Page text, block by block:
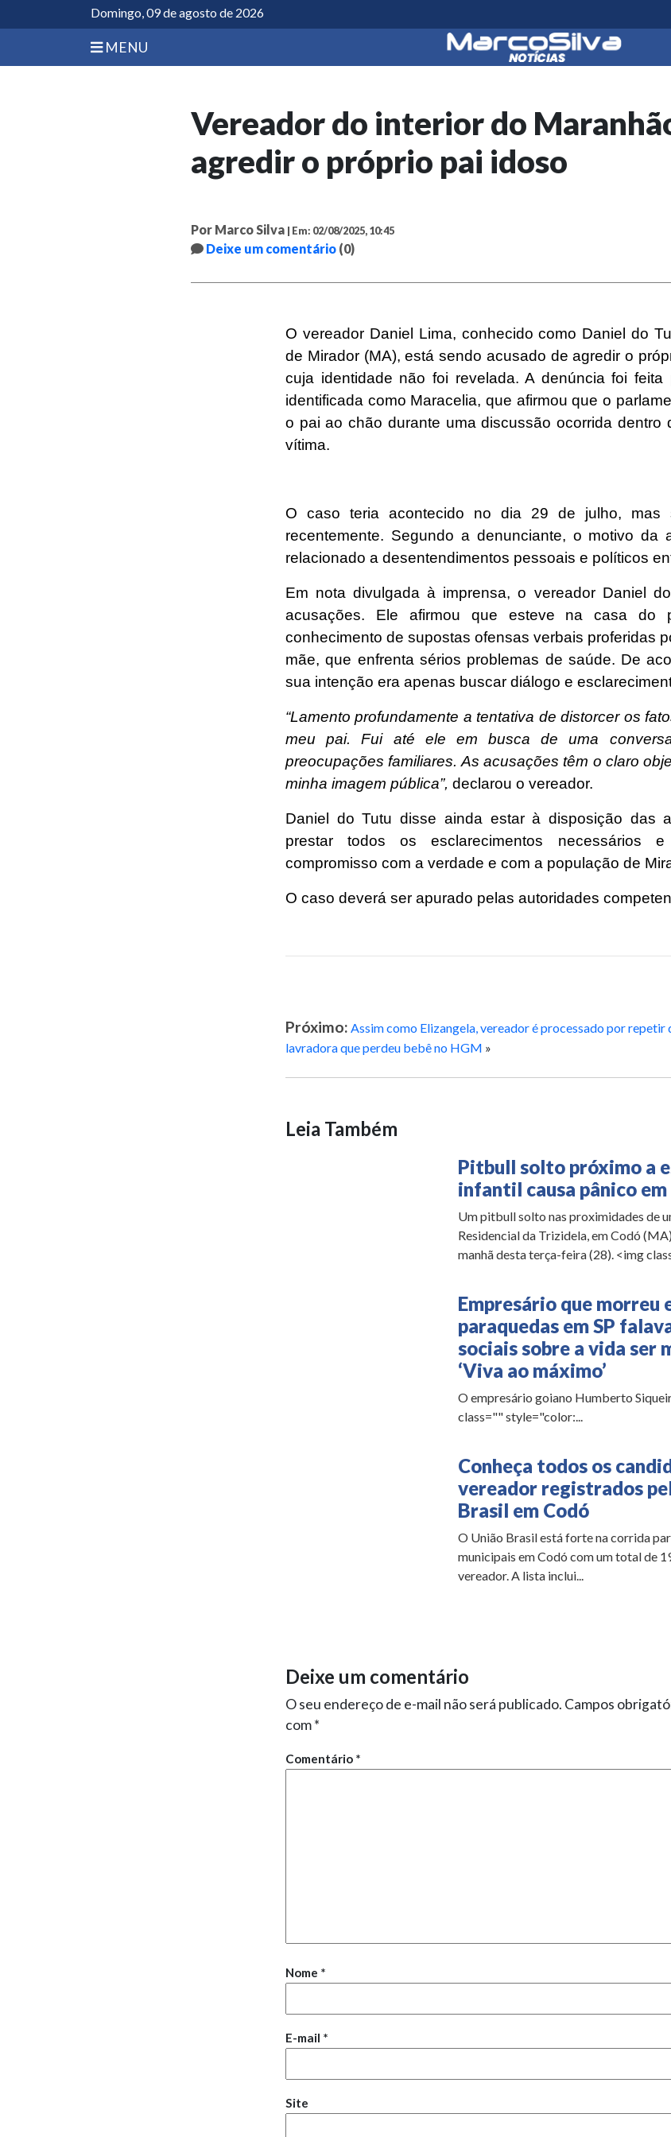
Domingo, 09 de agosto de 2026
MENU
Vereador do interior do
agredir o próprio pai idoso
Por Marco Silva | Em: 02/08/2025, 10:45
Deixe um comentário (0)
O vereador Daniel Lima, conhecido como Daniel do
de Mirador (MA), está sendo acusado de agredir o
cuja identidade não foi revelada. A denúncia foi feita
identificada como Maracelia, que afirmou que o
o pai ao chão durante uma discussão ocorrida dentro
vítima.
O caso teria acontecido no dia 29 de julho, mas
recentemente. Segundo a denunciante, o motivo da
relacionado a desentendimentos pessoais e políticos
Em nota divulgada à imprensa, o vereador Daniel
acusações. Ele afirmou que esteve na casa do
conhecimento de supostas ofensas verbais proferidas
mãe, que enfrenta sérios problemas de saúde. De
sua intenção era apenas buscar diálogo e
“Lamento profundamente a tentativa de distorcer os
meu pai. Fui até ele em busca de uma
preocupações familiares. As acusações têm o claro
minha imagem pública”, declarou o vereador.
Daniel do Tutu disse ainda estar à disposição das
prestar todos os esclarecimentos necessários
compromisso com a verdade e com a população de
O caso deverá ser apurado pelas autoridades
Próximo: Assim como Elizangela, vereador é processado por
lavradora que perdeu bebê no HGM »
Leia Também
Pitbull solto próximo a
infantil causa pânico em
Um pitbull solto nas proximidades de
Residencial da Trizidela, em Codó
manhã desta terça-feira (28). <img
Empresário que morreu
paraquedas em SP
sociais sobre a vida ser
‘Viva ao máximo’
O empresário goiano Humberto
class="" style="color:...
Conheça todos os
vereador registrados
Brasil em Codó
O União Brasil está forte na corrida
municipais em Codó com um total de
vereador. A lista inclui...
Deixe um comentário
O seu endereço de e-mail não será publicado. Campos
com*
Comentário *
Nome *
E-mail *
Site